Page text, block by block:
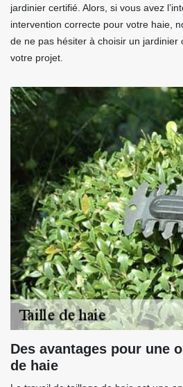
jardinier certifié. Alors, si vous avez
intervention correcte pour votre haie,
de ne pas hésiter à choisir un jardinier
votre projet.
Des avantages pour une
de haie